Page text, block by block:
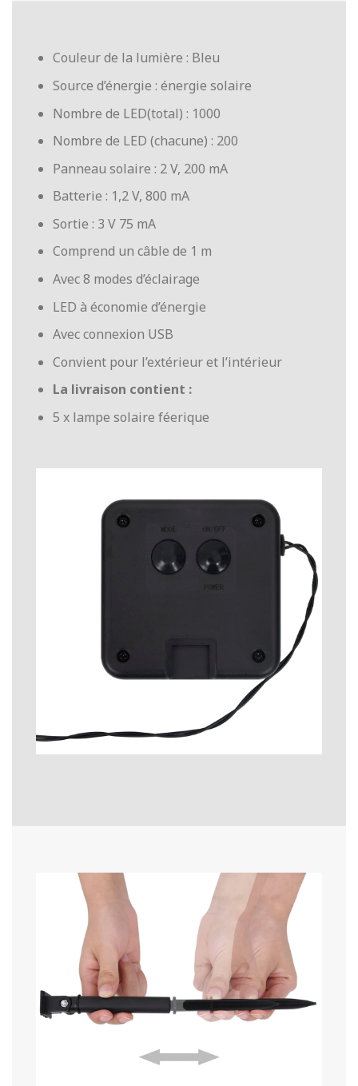
Couleur de la lumière : Bleu
Source d’énergie : énergie solaire
Nombre de LED(total) : 1000
Nombre de LED (chacune) : 200
Panneau solaire : 2 V, 200 mA
Batterie : 1,2 V, 800 mA
Sortie : 3 V 75 mA
Comprend un câble de 1 m
Avec 8 modes d’éclairage
LED à économie d’énergie
Avec connexion USB
Convient pour l’extérieur et l’intérieur
La livraison contient :
5 x lampe solaire féerique